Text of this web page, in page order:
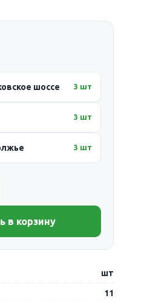
шоссе 3 шт
3 шт
3 шт
в корзину
шт
11